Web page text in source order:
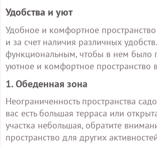
Удобства и уют
Удобное и комфортное
и за счет наличия различных
функциональным, чтобы в нем было
уютное и комфортное пространство
1. Обеденная зона
Неограниченность пространства
вас есть большая терраса или
участка небольшая, обратите
пространство для других